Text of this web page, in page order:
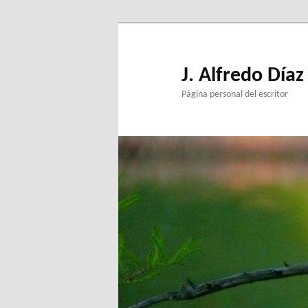
J. Alfredo Díaz
Página personal del escritor